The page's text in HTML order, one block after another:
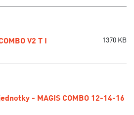
V2 T I 1370 KB
- MAGIS COMBO 12-14-16